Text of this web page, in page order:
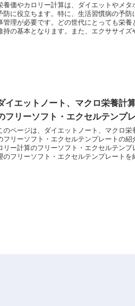
養価やカロリー計算は、ダイエットやメ
防に役立ちます。特に、生活習慣病の予防
管理が必要です。どの世代にとっても栄
持の基本となります。また、エクササイズ
イエットノート、マクロ栄養計
フリーソフト・エクセルテンプ
のページは、ダイエットノート、マクロ
フリーソフト・エクセルテンプレートの
リー計算のフリーソフト・エクセルテン
のフリーソフト・エクセルテンプレートを